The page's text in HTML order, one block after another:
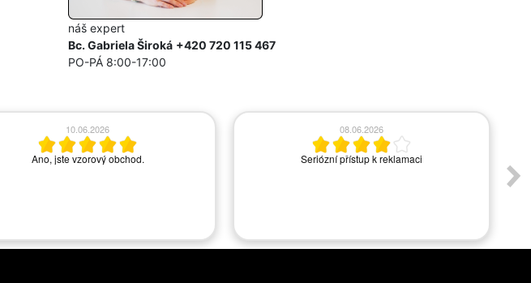
náš expert
Bc. Gabriela Široká +420 720 115 467
PO-PÁ 8:00-17:00
10.06.2026
Ano, jste vzorový obchod.
08.06.2026
Seriózní přístup k reklamaci